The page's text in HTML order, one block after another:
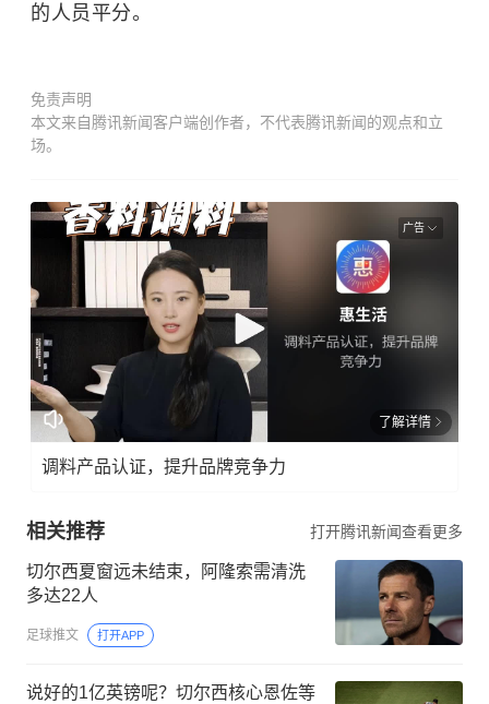
的人员平分。
免责声明
本文来自腾讯新闻客户端创作者，不代表腾讯新闻的观点和立
场。
广告
了解详情
调料产品认证，提升品牌竞争力
相关推荐 打开腾讯新闻查看更多
切尔西夏窗远未结束，阿隆索需清洗
多达22人
足球推文 打开APP
说好的1亿英镑呢？切尔西核心恩佐等